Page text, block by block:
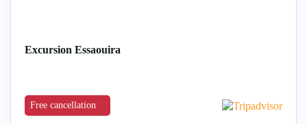
Excursion Essaouira
Free cancellation